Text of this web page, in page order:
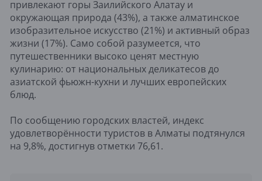
привлекают горы Заилийского Алатау и
окружающая природа (43%), а также алматинское
изобразительное искусство (21%) и активный образ
жизни (17%). Само собой разумеется, что
путешественники высоко ценят местную
кулинарию: от национальных деликатесов до
азиатской фьюжн-кухни и лучших европейских
блюд.
По сообщению городских властей, индекс
удовлетворённости туристов в Алматы подтянулся
на 9,8%, достигнув отметки 76,61.